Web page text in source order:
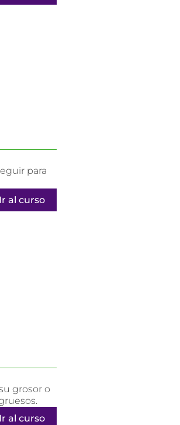
para
Ir al curso
grosor o
Ir al curso